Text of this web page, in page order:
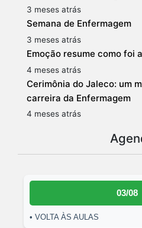
3 meses atrás
Semana de Enfermagem
3 meses atrás
Emoção resume como foi
4 meses atrás
Cerimônia do Jaleco: um
carreira da Enfermagem
4 meses atrás
03/08
• VOLTA ÀS AULAS